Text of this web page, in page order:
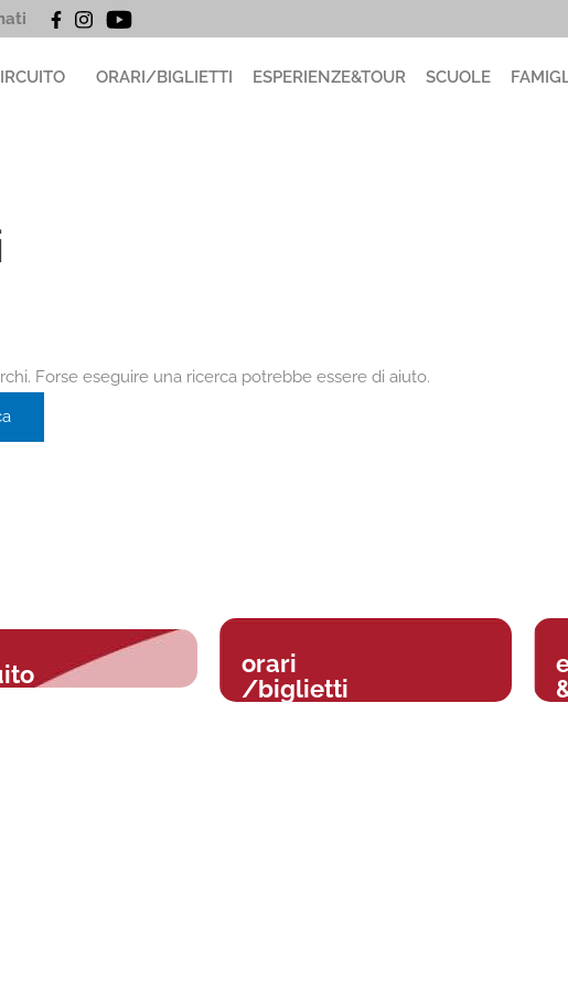
ORARI/BIGLIETTI ESPERIENZE&TOUR SCUOLE
Forse eseguire una ricerca potrebbe essere di aiuto.
orari
/biglietti